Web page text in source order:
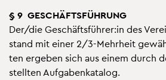
§ 9 GE­SCHÄFTS­FÜH­RUNG
Der/die Ge­schäfts­füh­rer:in des
stand mit einer 2/3-Mehr­heit
ten er­ge­ben sich aus einem durch
stell­ten Auf­ga­ben­ka­ta­log.